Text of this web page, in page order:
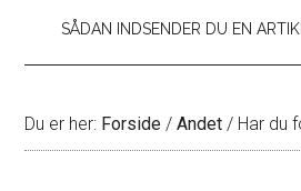
SÅDAN INDSENDER DU EN
Du er her: Forside / Andet / Har du